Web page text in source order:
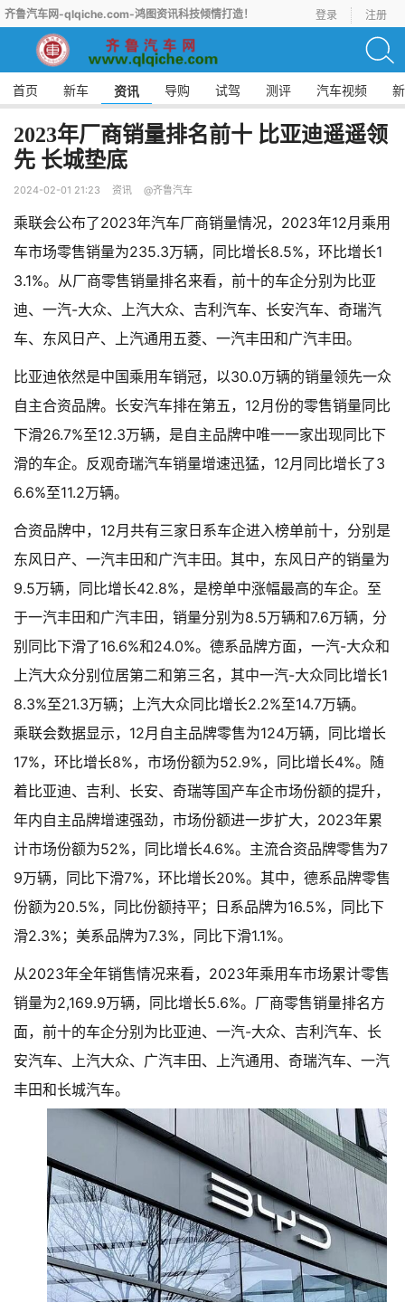
齐鲁汽车网-qlqiche.com-鸿图资讯科技倾情打造！ 登录 注册
首页 新车 资讯 导购 试驾 测评 汽车视频
2023年厂商销量排名前十 比亚迪遥遥领
先 长城垫底
2024-02-01 21:23 资讯 @齐鲁汽车
乘联会公布了2023年汽车厂商销量情况，2023年12月乘用
车市场零售销量为235.3万辆，同比增长8.5%，环比增长1
3.1%。从厂商零售销量排名来看，前十的车企分别为比亚
迪、一汽-大众、上汽大众、吉利汽车、长安汽车、奇瑞汽
车、东风日产、上汽通用五菱、一汽丰田和广汽丰田。
比亚迪依然是中国乘用车销冠，以30.0万辆的销量领先一众
自主合资品牌。长安汽车排在第五，12月份的零售销量同比
下滑26.7%至12.3万辆，是自主品牌中唯一一家出现同比下
滑的车企。反观奇瑞汽车销量增速迅猛，12月同比增长了3
6.6%至11.2万辆。
合资品牌中，12月共有三家日系车企进入榜单前十，分别是
东风日产、一汽丰田和广汽丰田。其中，东风日产的销量为
9.5万辆，同比增长42.8%，是榜单中涨幅最高的车企。至
于一汽丰田和广汽丰田，销量分别为8.5万辆和7.6万辆，分
别同比下滑了16.6%和24.0%。德系品牌方面，一汽-大众和
上汽大众分别位居第二和第三名，其中一汽-大众同比增长1
8.3%至21.3万辆；上汽大众同比增长2.2%至14.7万辆。
乘联会数据显示，12月自主品牌零售为124万辆，同比增长
17%，环比增长8%，市场份额为52.9%，同比增长4%。随
着比亚迪、吉利、长安、奇瑞等国产车企市场份额的提升，
年内自主品牌增速强劲，市场份额进一步扩大，2023年累
计市场份额为52%，同比增长4.6%。主流合资品牌零售为7
9万辆，同比下滑7%，环比增长20%。其中，德系品牌零售
份额为20.5%，同比份额持平；日系品牌为16.5%，同比下
滑2.3%；美系品牌为7.3%，同比下滑1.1%。
从2023年全年销售情况来看，2023年乘用车市场累计零售
销量为2,169.9万辆，同比增长5.6%。厂商零售销量排名方
面，前十的车企分别为比亚迪、一汽-大众、吉利汽车、长
安汽车、上汽大众、广汽丰田、上汽通用、奇瑞汽车、一汽
丰田和长城汽车。